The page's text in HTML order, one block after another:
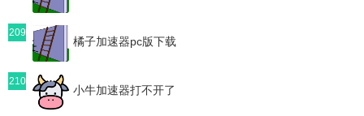
209
橘子加速器pc版下载
210
小牛加速器打不开了